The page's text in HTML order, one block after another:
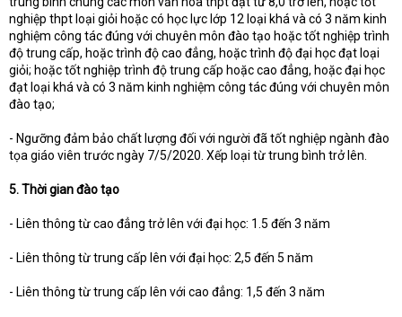
nghiệp thpt loại giỏi hoặc có học lực lớp 12 loại khá và có 3 năm kinh
nghiệm công tác đúng với chuyên môn đào tạo hoặc tốt nghiệp trình
độ trung cấp, hoặc trình độ cao đẳng, hoặc trình độ đại học đạt loại
giỏi; hoặc tốt nghiệp trình độ trung cấp hoặc cao đẳng, hoặc đại học
đạt loại khá và có 3 năm kinh nghiệm công tác đúng với chuyên môn
đào tạo;
- Ngưỡng đảm bảo chất lượng đối với người đã tốt nghiệp ngành đào
tọa giáo viên trước ngày 7/5/2020. Xếp loại từ trung bình trở lên.
5. Thời gian đào tạo
- Liên thông từ cao đẳng trở lên với đại học: 1.5 đến 3 năm
- Liên thông từ trung cấp lên với đại học: 2,5 đến 5 năm
- Liên thông từ trung cấp lên với cao đẳng: 1,5 đến 3 năm